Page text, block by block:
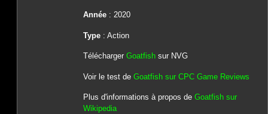
Année: 2020
Type: Action
Télécharger Goatfishsur NVG
Voir le test de Goatfish sur CPC Game Reviews
Plus d'informations à propos de Goatfish sur
Wikipedia